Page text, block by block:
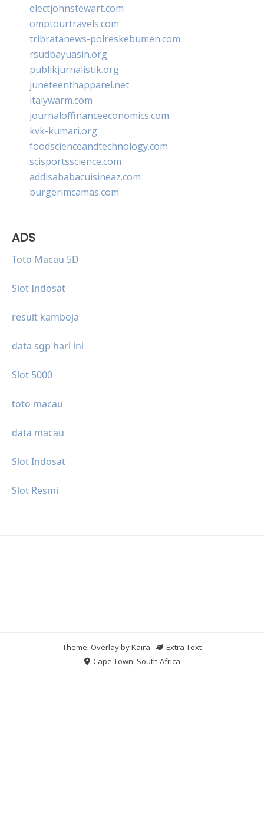
electjohnstewart.com
omptourtravels.com
tribratanews-polreskebumen.com
rsudbayuasih.org
publikjurnalistik.org
juneteenthapparel.net
italywarm.com
journaloffinanceeconomics.com
kvk-kumari.org
foodscienceandtechnology.com
scisportsscience.com
addisababacuisineaz.com
burgerimcamas.com
ADS
Toto Macau 5D
Slot Indosat
result kamboja
data sgp hari ini
Slot 5000
toto macau
data macau
Slot Indosat
Slot Resmi
Theme: Overlay byKaira.
Extra Text
Cape Town, South Africa